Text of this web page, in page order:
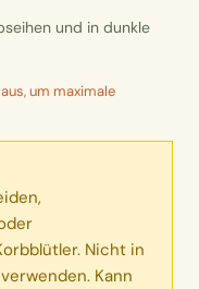
und in dunkle
um maximale
Nicht in
Kann